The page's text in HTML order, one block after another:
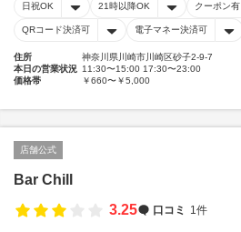
日祝OK 21時以降OK クーポン有
QRコード決済可 電子マネー決済可
住所
神奈川県川崎市川崎区砂子2-9-7
本日の営業状況 11:30〜15:00 17:30〜23:00
価格帯
￥660〜￥5,000
店舗公式
Bar Chill
3.25
口コミ 1件